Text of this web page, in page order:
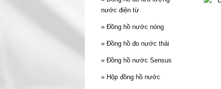
nước điện từ
» Đồng hồ nước nóng
» Đồng hồ đo nước thải
» Đồng hồ nước Sensus
» Hộp đồng hồ nước